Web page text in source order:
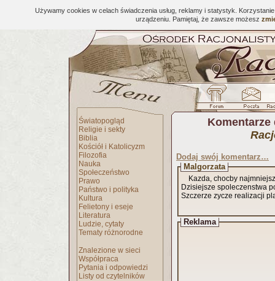
Używamy cookies w celach świadczenia usług, reklamy i statystyk.
urządzeniu. Pamiętaj, że zawsze możesz
Światopogląd
Religie i sekty
Biblia
Kościół i Katolicyzm
Filozofia
Nauka
Społeczeństwo
Prawo
Państwo i polityka
Kultura
Felietony i eseje
Literatura
Ludzie, cytaty
Tematy różnorodne
Znalezione w sieci
Współpraca
Pytania i odpowiedzi
Listy od czytelników
Dodaj swój komentarz…
Malgorzata
Kazda, chocby
Dzisiejsze spoleczenstwa
Szczerze zycze realizacji
Reklama